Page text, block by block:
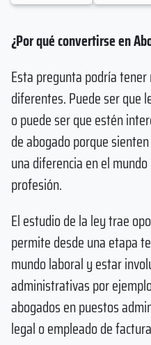
¿Por qué convertirse en
Esta pregunta podría
diferentes. Puede ser que
o puede ser que estén
de abogado porque
una diferencia en el
profesión.
El estudio de la ley trae
permite desde una etapa
mundo laboral y estar
administrativas por
abogados en puestos
legal o empleado de